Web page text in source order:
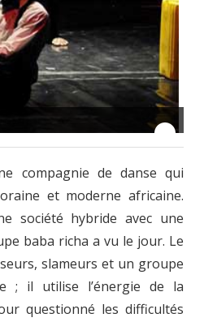
compagnie de danse qui
et moderne africaine.
société hybride avec une
baba richa a vu le jour. Le
slameurs et un groupe
; il utilise l’énergie de la
questionné les difficultés